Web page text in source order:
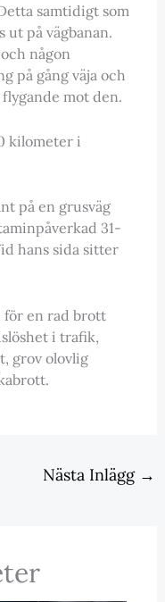
samtidigt som
ut på vägbanan.
någon
på gång väja och
mot den.
kilometer i
på en grusväg
31-
hans sida sitter
för en rad brott
i trafik,
grov olovlig
Nästa Inlägg →